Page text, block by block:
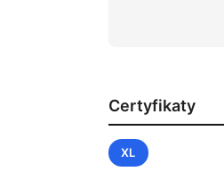
Certyfikaty
XL